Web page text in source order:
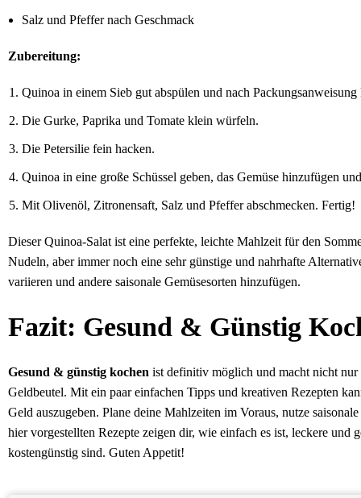
Salz und Pfeffer nach Geschmack
Zubereitung:
Quinoa in einem Sieb gut abspülen und nach Packungsanweisung
Die Gurke, Paprika und Tomate klein würfeln.
Die Petersilie fein hacken.
Quinoa in eine große Schüssel geben, das Gemüse hinzufügen
Mit Olivenöl, Zitronensaft, Salz und Pfeffer abschmecken. Fertig!
Dieser Quinoa-Salat ist eine perfekte, leichte Mahlzeit für den
Nudeln, aber immer noch eine sehr günstige und nahrhafte
variieren und andere saisonale Gemüsesorten hinzufügen.
Fazit: Gesund & Günstig
Gesund & günstig kochen ist definitiv möglich und macht nicht nur
Geldbeutel. Mit ein paar einfachen Tipps und kreativen Rezepten
Geld auszugeben. Plane deine Mahlzeiten im Voraus, nutze
hier vorgestellten Rezepte zeigen dir, wie einfach es ist, leckere und
kostengünstig sind. Guten Appetit!